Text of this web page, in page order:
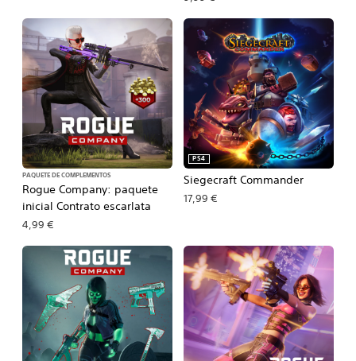
Rogue Company: paquete
inicial Contrato escarlata
PAQUETE DE COMPLEMENTOS
4,99 €
Siegecraft Commander
PS4
17,99 €